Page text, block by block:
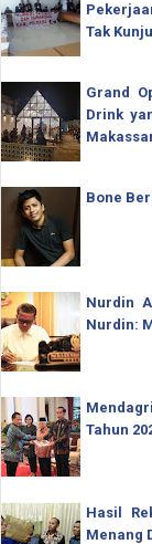
Tak
Grand
Drink
Bone
Nurdin
Nurdin:
Tahun
Hasil
Menang